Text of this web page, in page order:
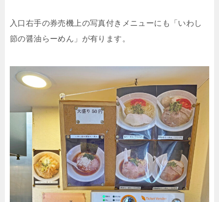
入口右手の券売機上の写真付きメニューにも「いわし
節の醤油らーめん」が有ります。